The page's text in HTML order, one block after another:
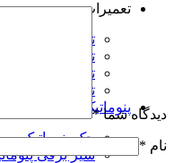
تعمیرات
تعمیر هیدروموتور
تعمیر پمپ
تعمیر پمپ
تعمیر دستگاه
پنوماتیک
جک پنوماتیک
شیر برقی
دیدگاه شما*
نام *